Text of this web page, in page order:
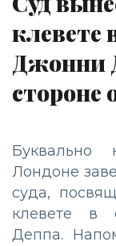
клевете
Джонни
стороне
Буквально
Лондоне
суда,
клевете в
Деппа.